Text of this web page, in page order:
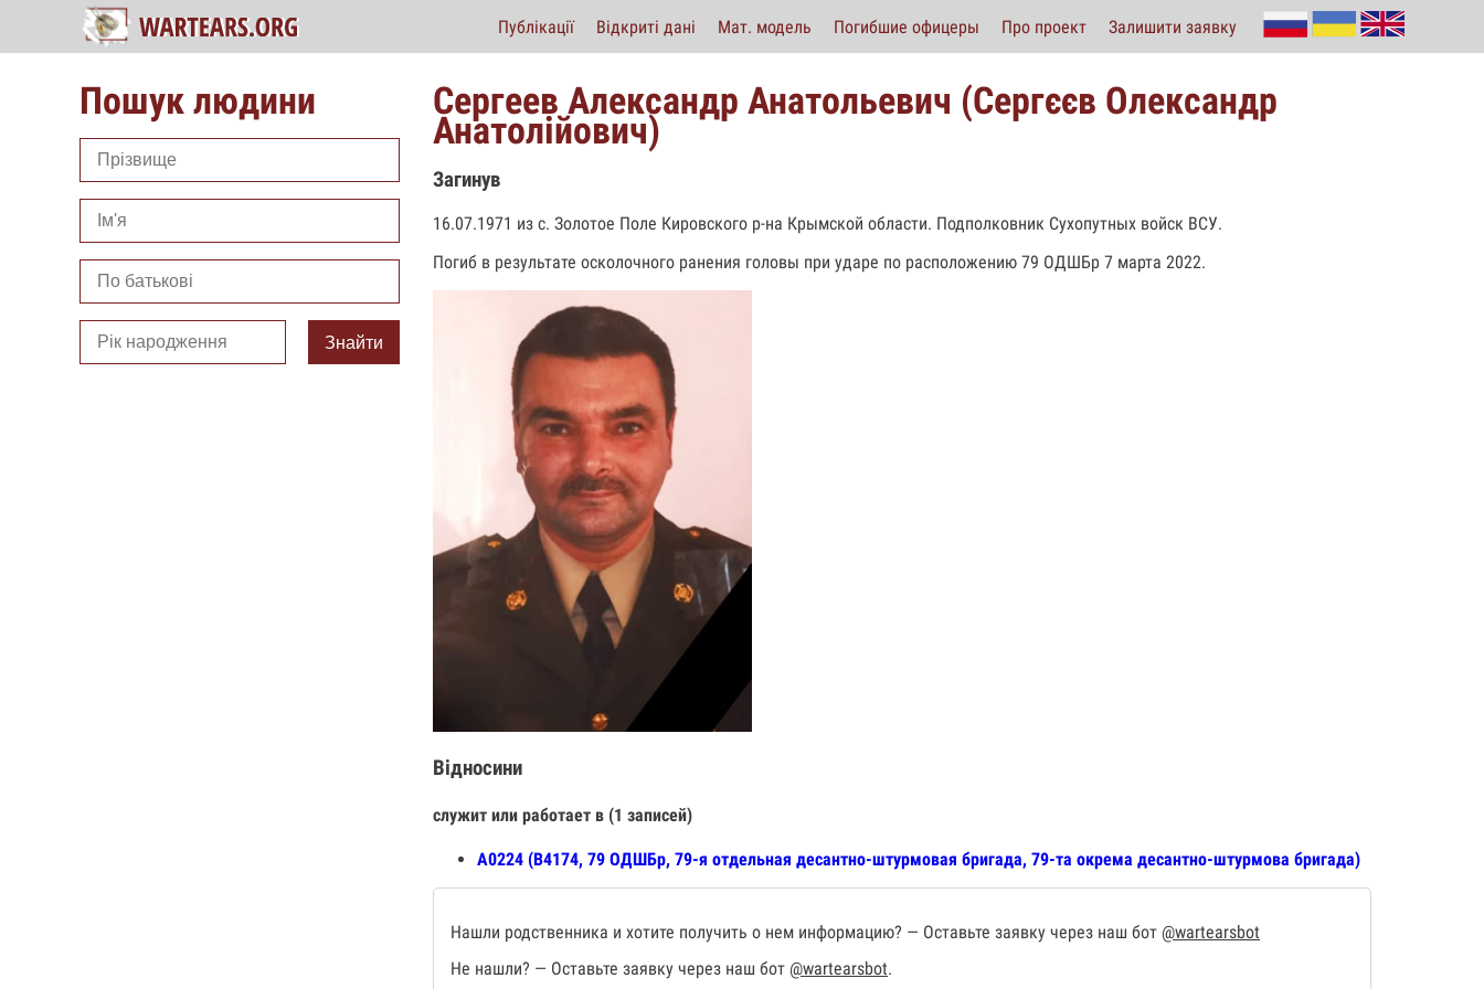
Публікації Відкриті дані Мат. модель Погибшие офицеры Про проект Залишити заявку
Пошук людини
Знайти
Сергеев Александр Анатольевич (Сергєєв Олександр
Анатолійович)
Загинув
16.07.1971 из с. Золотое Поле Кировского р-на Крымской области. Подполковник Сухопутных войск ВСУ.
Погиб в результате осколочного ранения головы при ударе по расположению 79 ОДШБр 7 марта 2022.
Відносини
служит или работает в (1 записей)
А0224 (В4174, 79 ОДШБр, 79-я отдельная десантно-штурмовая бригада, 79-та окрема десантно-штурмова бригада)
Нашли родственника и хотите получить о нем информацию? — Оставьте заявку через наш бот @wartearsbot
Не нашли? — Оставьте заявку через наш бот @wartearsbot.